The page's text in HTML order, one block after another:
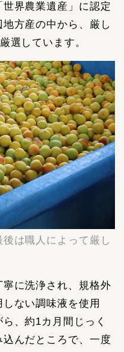
界農業遺産」に認定
方産の中から、厳し
選しています。
は職人によって厳し
に洗浄され、規格外
ない調味液を使用
、約1カ月間じっく
んだところで、一度